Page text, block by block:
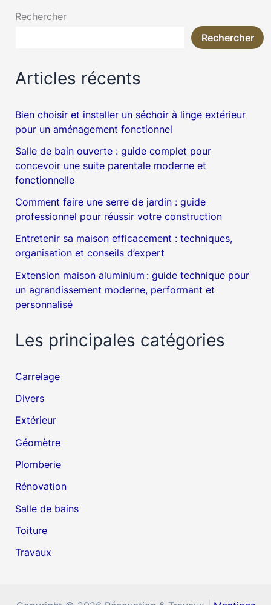
Rechercher
Rechercher
Articles récents
Bien choisir et installer un séchoir à linge extérieur
pour un aménagement fonctionnel
Salle de bain ouverte : guide complet pour
concevoir une suite parentale moderne et
fonctionnelle
Comment faire une serre de jardin : guide
professionnel pour réussir votre construction
Entretenir sa maison efficacement : techniques,
organisation et conseils d’expert
Extension maison aluminium : guide technique pour
un agrandissement moderne, performant et
personnalisé
Les principales catégories
Carrelage
Divers
Extérieur
Géomètre
Plomberie
Rénovation
Salle de bains
Toiture
Travaux